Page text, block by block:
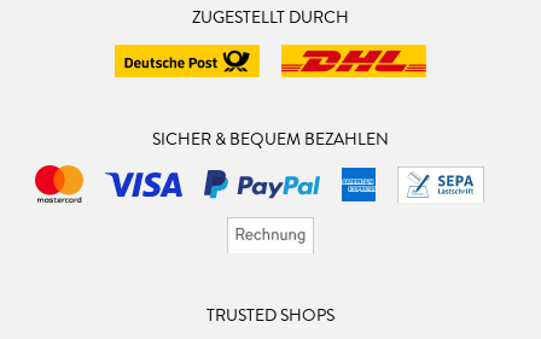
ZUGESTELLT DURCH
SICHER & BEQUEM BEZAHLEN
TRUSTED SHOPS